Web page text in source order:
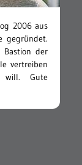
2006 aus
gegründet.
Bastion der
vertreiben
will. Gute